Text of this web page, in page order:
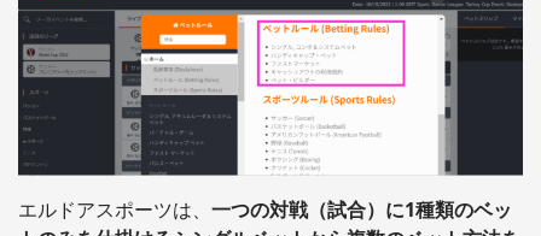
エルドアスポーツは、 一つの対戦（試合）に1種類のベッ